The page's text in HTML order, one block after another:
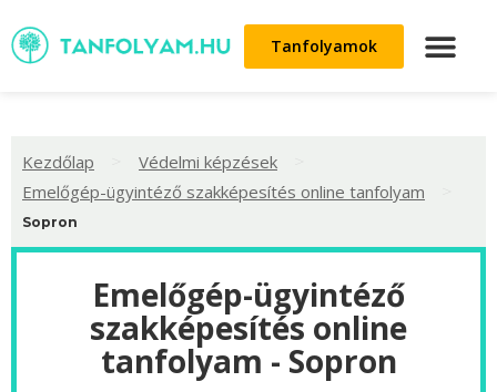
Tanfolyamok
Kezdőlap Védelmi képzések
Emelőgép-ügyintéző szakképesítés online tanfolyam
Sopron
Emelőgép-ügyintéző
szakképesítés online
tanfolyam - Sopron